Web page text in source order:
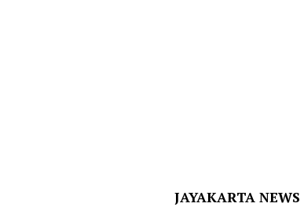
JAYAKARTA NEWS